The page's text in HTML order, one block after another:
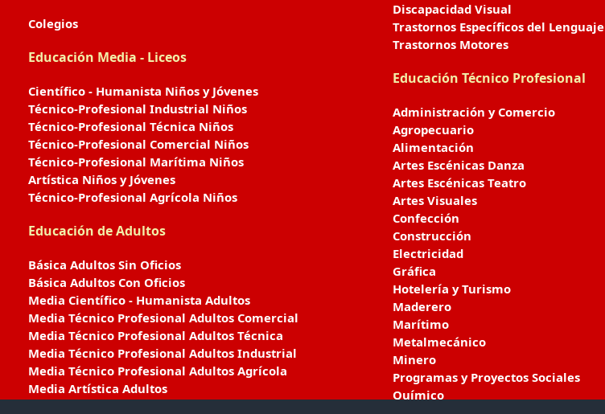
Colegios
Educación Media - Liceos
Científico - Humanista Niños y Jóvenes
Técnico-Profesional Industrial Niños
Técnico-Profesional Técnica Niños
Técnico-Profesional Comercial Niños
Técnico-Profesional Marítima Niños
Artística Niños y Jóvenes
Técnico-Profesional Agrícola Niños
Educación de Adultos
Básica Adultos Sin Oficios
Básica Adultos Con Oficios
Media Científico - Humanista Adultos
Media Técnico Profesional Adultos Comercial
Media Técnico Profesional Adultos Técnica
Media Técnico Profesional Adultos Industrial
Media Técnico Profesional Adultos Agrícola
Media Artística Adultos
Discapacidad Visual
Trastornos Específicos del Lenguaje
Trastornos Motores
Educación Técnico Profesional
Administración y Comercio
Agropecuario
Alimentación
Artes Escénicas Danza
Artes Escénicas Teatro
Artes Visuales
Confección
Construcción
Electricidad
Gráfica
Hotelería y Turismo
Maderero
Marítimo
Metalmecánico
Minero
Programas y Proyectos Sociales
Químico